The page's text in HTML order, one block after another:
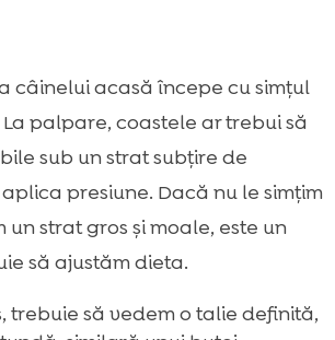
câinelui acasă începe cu simțul
palpare, coastele ar trebui să
sub un strat subțire de
presiune. Dacă nu le simțim
un strat gros și moale, este un
să ajustăm dieta.
trebuie să vedem o talie definită,